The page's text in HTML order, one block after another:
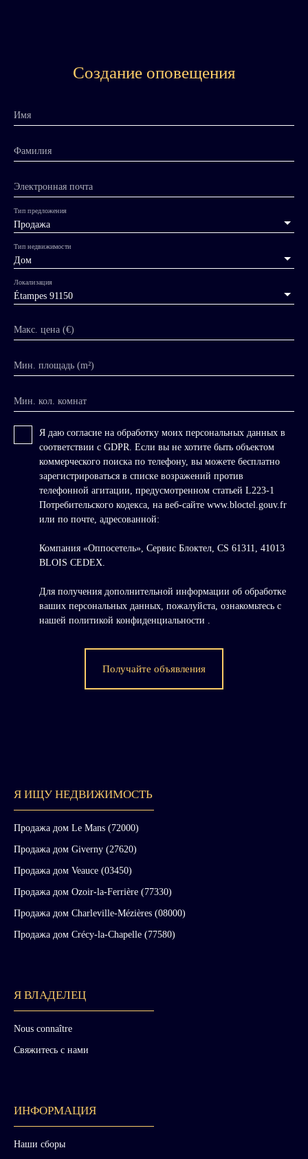
Создание оповещения
Имя
Фамилия
Электронная почта
Продажа
Тип предложения
Дом
Тип недвижимости
Étampes 91150
Локализация
Макс. цена (€)
Мин. площадь (m²)
Мин. кол. комнат
Я даю согласие на обработку моих персональных данных в
соответствии с GDPR. Если вы не хотите быть объектом
коммерческого поиска по телефону, вы можете бесплатно
зарегистрироваться в списке возражений против
телефонной агитации, предусмотренном статьей L223-1
Потребительского кодекса, на веб-сайте www.bloctel.gouv.fr
или по почте, адресованной:
Компания «Оппосетель», Сервис Блоктел, CS 61311, 41013
BLOIS CEDEX.
Для получения дополнительной информации об обработке
ваших персональных данных, пожалуйста, ознакомьтесь с
нашей политикой конфиденциальности
Получайте объявления
Я ИЩУ НЕДВИЖИМОСТЬ
Продажа дом Le Mans (72000)
Продажа дом Giverny (27620)
Продажа дом Veauce (03450)
Продажа дом Ozoir-la-Ferrière (77330)
Продажа дом Charleville-Mézières (08000)
Продажа дом Crécy-la-Chapelle (77580)
Я ВЛАДЕЛЕЦ
Nous connaître
Свяжитесь с нами
ИНФОРМАЦИЯ
Наши сборы